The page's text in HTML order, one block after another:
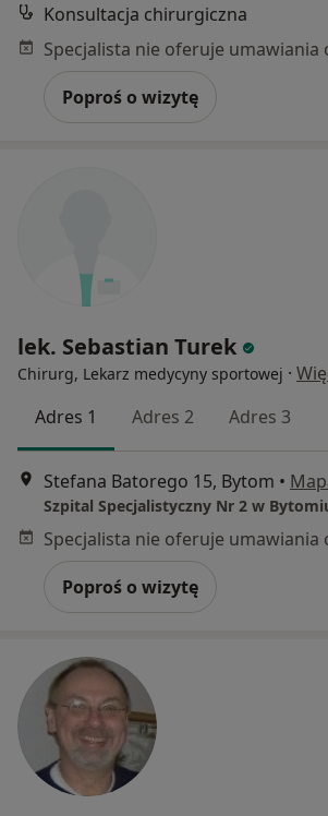
Konsultacja chirurgiczna
Poproś o wizytę
lek. Sebastian Turek
Chirurg, Lekarz medycyny sportowej ·
Adres 1
Adres 2 Adres 3
Stefana Batorego 15, Bytom •
Szpital Specjalistyczny Nr 2 w
Poproś o wizytę